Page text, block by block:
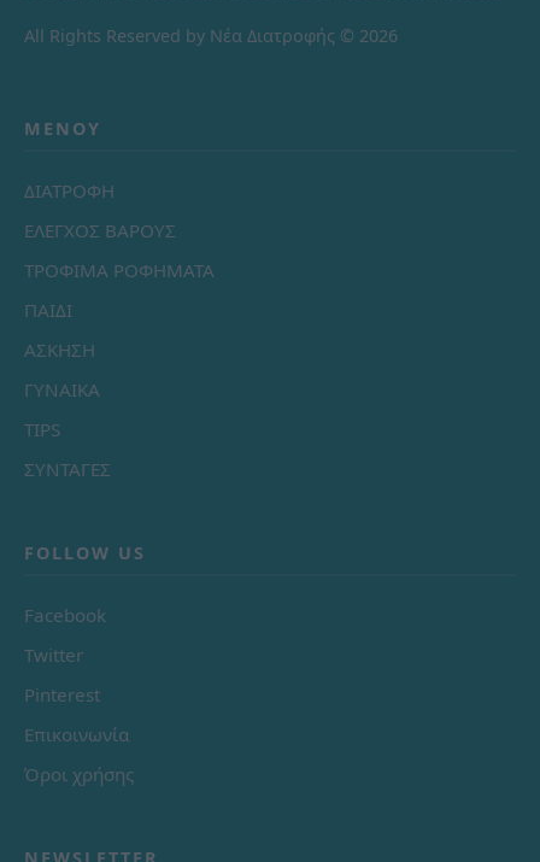
All Rights Reserved by Νέα Διατροφής © 2026
ΜΕΝΟΎ
ΔΙΑΤΡΟΦΗ
ΕΛΕΓΧΟΣ ΒΑΡΟΥΣ
ΤΡΟΦΙΜΑ ΡΟΦΗΜΑΤΑ
ΠΑΙΔΙ
ΑΣΚΗΣΗ
ΓΥΝΑΙΚΑ
TIPS
ΣΥΝΤΑΓΕΣ
FOLLOW US
Facebook
Twitter
Pinterest
Επικοινωνία
Όροι χρήσης